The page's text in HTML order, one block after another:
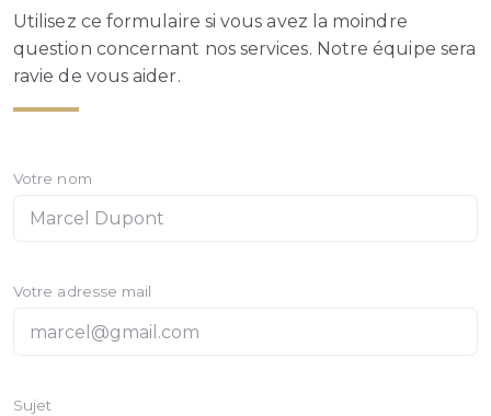
Utilisez ce formulaire si vous avez la moindre
question concernant nos services. Notre équipe sera
ravie de vous aider.
Votre nom
Votre adresse mail
Sujet